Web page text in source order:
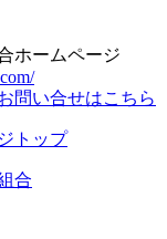
ホームページ
問い合せはこちら